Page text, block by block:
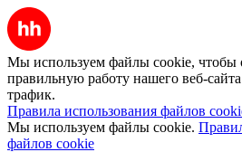
Мы используем файлы cookie, чтобы
правильную работу нашего веб-
трафик.
Правила использования файлов
Мы используем файлы cookie.
файлов cookie